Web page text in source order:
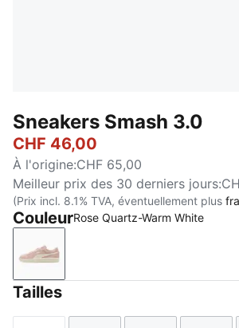
Sneakers Smash 3.0
CHF 46,00
À l'origine:CHF 65,00
Meilleur prix des 30 derniers jours:
(Prix incl. 8.1% TVA, éventuellement plus
CouleurRose Quartz-Warm White
Rose Quartz-Warm White
Tailles